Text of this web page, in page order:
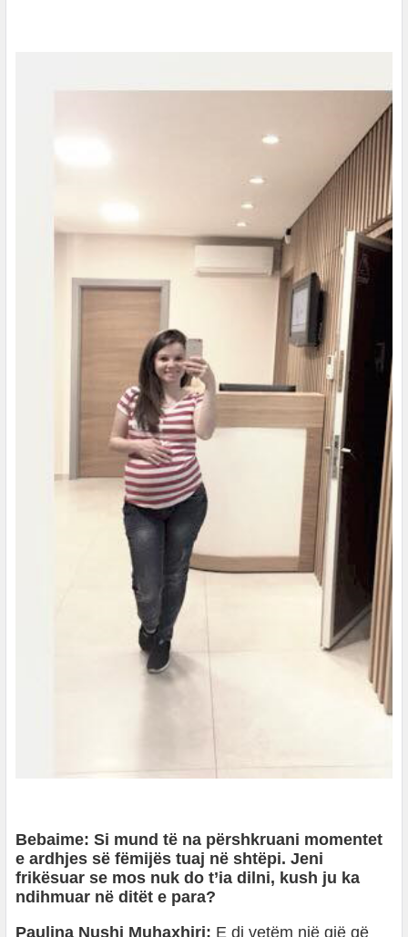
Bebaime: Si mund të na përshkruani momentet
e ardhjes së fëmijës tuaj në shtëpi. Jeni
frikësuar se mos nuk do t’ia dilni, kush ju ka
ndihmuar në ditët e para?
Paulina Nushi Muhaxhiri: E di vetëm një gjë që